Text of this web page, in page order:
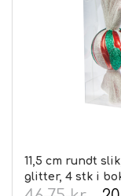
11,5 cm rundt
glitter, 4 stk i